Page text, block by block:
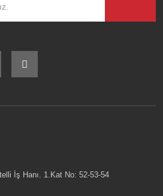
İş Hanı. 1.Kat No: 52-53-54